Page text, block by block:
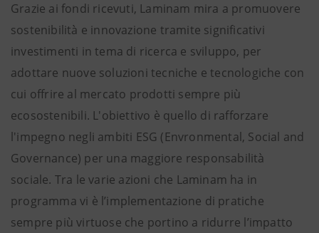
Grazie ai fondi ricevuti, Laminam mira a promuovere
sostenibilità e innovazione tramite significativi
investimenti in tema di ricerca e sviluppo, per
adottare nuove soluzioni tecniche e tecnologiche con
cui offrire al mercato prodotti sempre più
ecosostenibili. L'obiettivo è quello di rafforzare
l'impegno negli ambiti ESG (Envronmental, Social and
Governance) per una maggiore responsabilità
sociale. Tra le varie azioni che Laminam ha in
programma vi è l’implementazione di pratiche
sempre più virtuose che portino a ridurre l’impatto